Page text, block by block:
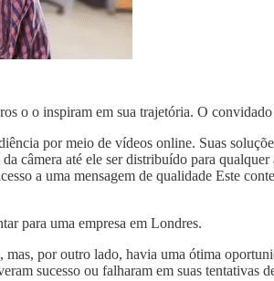
o o inspiram em sua trajetória. O convidado
por meio de vídeos online. Suas
câmera até ele ser distribuído para
a uma mensagem de qualidade Este
para uma empresa em Londres.
por outro lado, havia uma ótima
sucesso ou falharam em suas tentativas